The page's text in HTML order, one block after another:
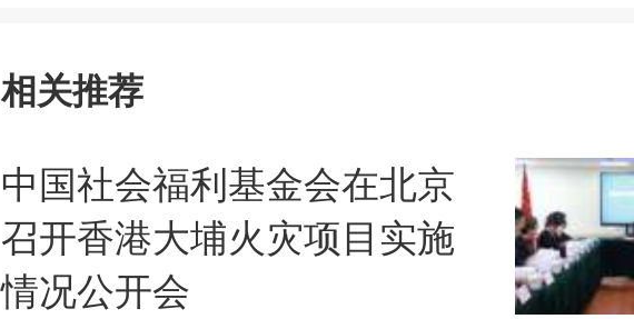
相关推荐
中国社会福利基金会在北京
召开香港大埔火灾项目实施
情况公开会